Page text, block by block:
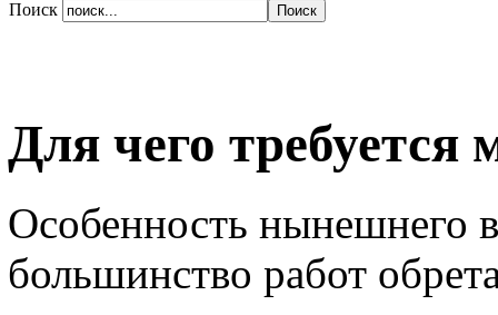
Поиск
Для чего требуется
Особенность нынешнего
большинство работ